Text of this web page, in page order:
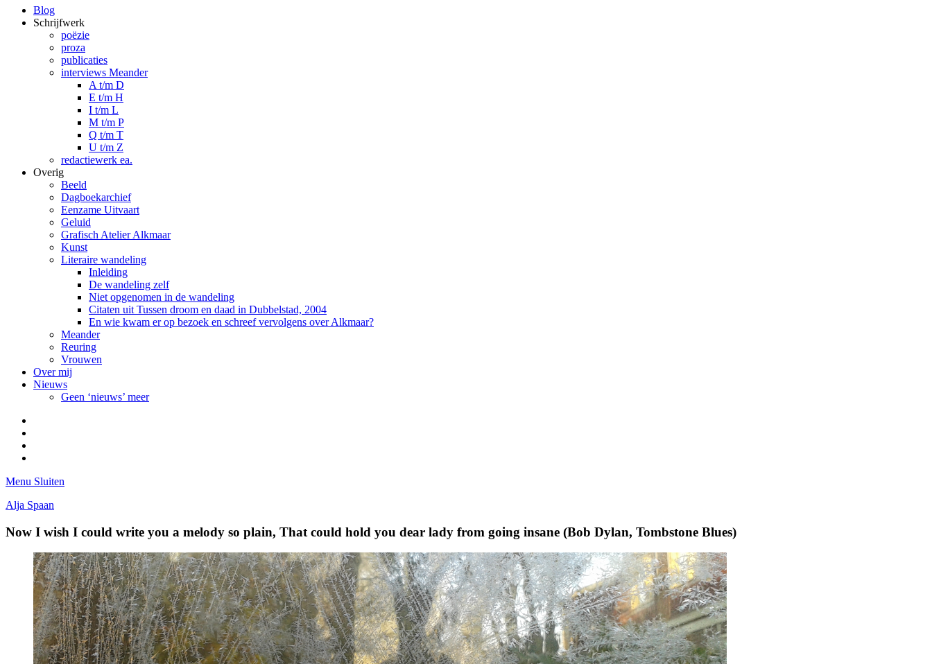
Blog
Schrijfwerk
poëzie
proza
publicaties
interviews Meander
A t/m D
E t/m H
I t/m L
M t/m P
Q t/m T
U t/m Z
redactiewerk ea.
Overig
Beeld
Dagboekarchief
Eenzame Uitvaart
Geluid
Grafisch Atelier Alkmaar
Kunst
Literaire wandeling
Inleiding
De wandeling zelf
Niet opgenomen in de wandeling
Citaten uit Tussen droom en daad in Dubbelstad, 2004
En wie kwam er op bezoek en schreef vervolgens over Alkmaar?
Meander
Reuring
Vrouwen
Over mij
Nieuws
Geen ‘nieuws’ meer
Menu Sluiten
Alja Spaan
Now I wish I could write you a melody so plain, That could hold you dear lady from going insane (Bob Dylan, Tombstone Blues)